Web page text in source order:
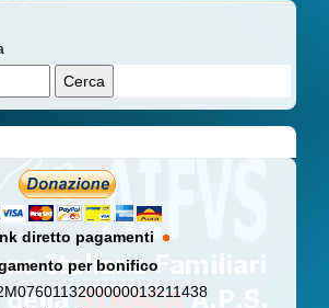
diretto pagamenti
per bonifico